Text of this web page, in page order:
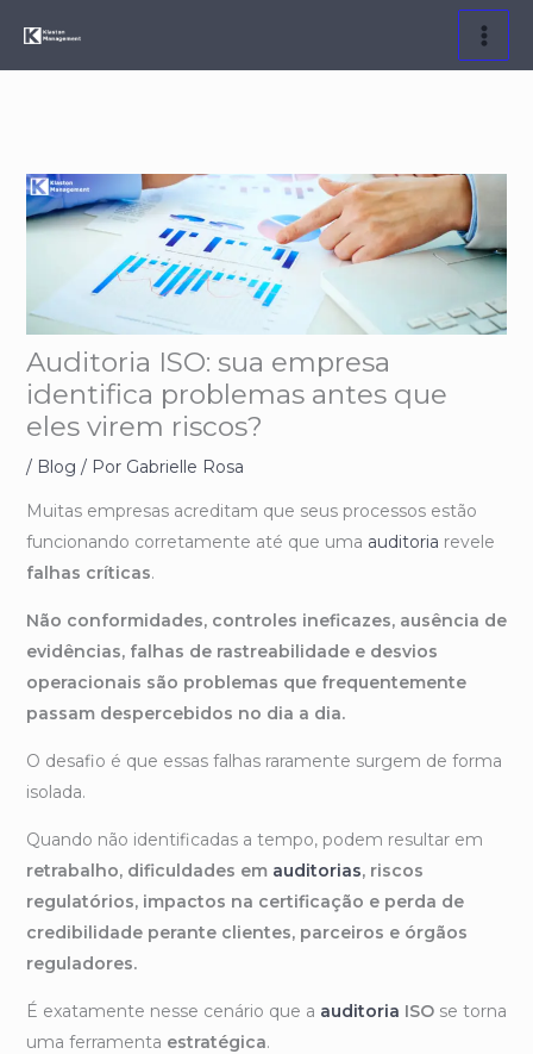
para
o
Auditoria ISO: sua empresa
identifica problemas antes que
eles virem riscos?
/ Blog / Por Gabrielle Rosa
Muitas empresas acreditam que seus processos estão
funcionando corretamente até que uma auditoria revele
falhas críticas.
Não conformidades, controles ineficazes, ausência de
evidências, falhas de rastreabilidade e desvios
operacionais são problemas que frequentemente
passam despercebidos no dia a dia.
O desafio é que essas falhas raramente surgem de forma
isolada.
Quando não identificadas a tempo, podem resultar em
retrabalho, dificuldades em auditorias, riscos
regulatórios, impactos na certificação e perda de
credibilidade perante clientes, parceiros e órgãos
reguladores.
É exatamente nesse cenário que a auditoria ISOse torna
uma ferramenta estratégica.